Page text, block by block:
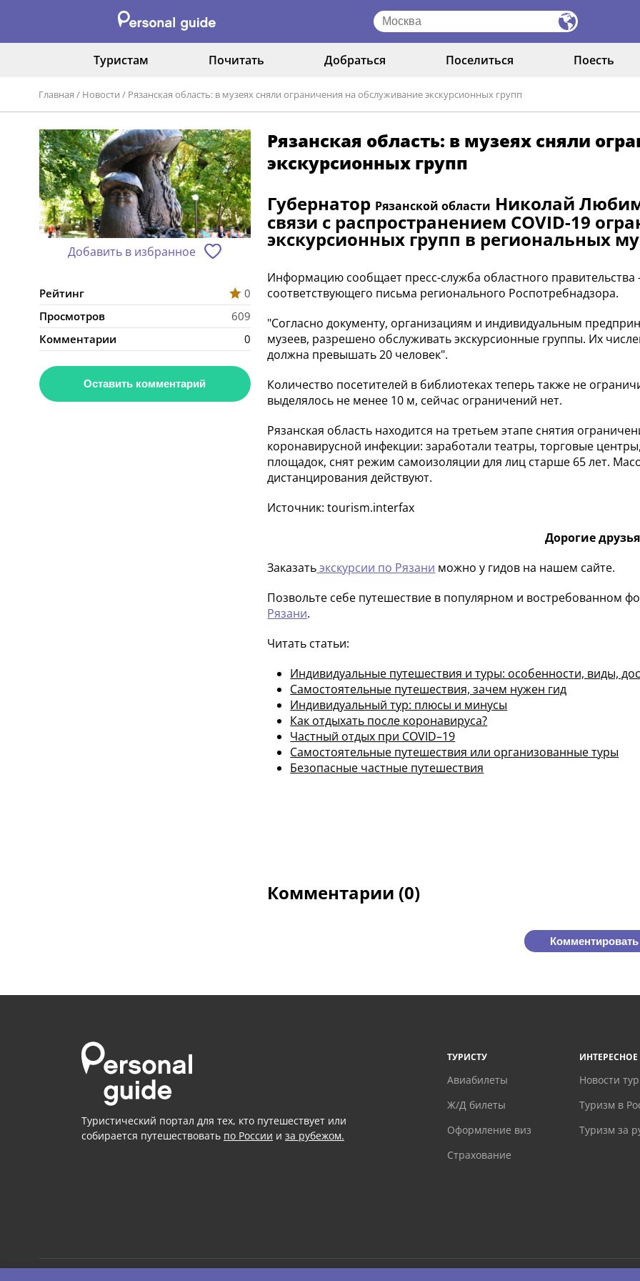
Туристам Почитать Добраться Поселиться Поесть
Главная / Новости / Рязанская область: в музеях сняли ограничения на обслуживание экскурсионных групп
Добавить в избранное
Рейтинг
0
Просмотров
609
Комментарии
0
Оставить комментарий
Рязанская область: в музеях сняли
экскурсионных групп
Губернатор Рязанской области Николай
связи с распространением COVID-19
экскурсионных групп в региональных
Информацию сообщает пресс-служба областного
соответствующего письма регионального Роспотребнадзора.
"Согласно документу, организациям и индивидуальным
музеев, разрешено обслуживать экскурсионные группы. Их
должна превышать 20 человек".
Количество посетителей в библиотеках теперь также не
выделялось не менее 10 м, сейчас ограничений нет.
Рязанская область находится на третьем этапе снятия
коронавирусной инфекции: заработали театры, торговые
площадок, снят режим самоизоляции для лиц старше 65 лет.
дистанцирования действуют.
Источник: tourism.interfax
Дорогие
Заказатьэкскурсии по Рязани можно у гидов на нашем сайте.
Позвольте себе путешествие в популярном и востребованном
Рязани.
Читать статьи:
Индивидуальные путешествия и туры: особенности, виды,
Самостоятельные путешествия, зачем нужен гид
Индивидуальный тур: плюсы и минусы
Как отдыхать после коронавируса?
Частный отдых при COVID–19
Самостоятельные путешествия или организованные туры
Безопасные частные путешествия
Комментарии (0)
Комментировать
Туристический портал для тех, кто путешествует или
собирается путешествовать по России и за рубежом.
ТУРИСТУ
Авиабилеты
Ж/Д билеты
Оформление виз
Страхование
ИНТЕРЕСНОЕ
Новости
Туризм в
Туризм за